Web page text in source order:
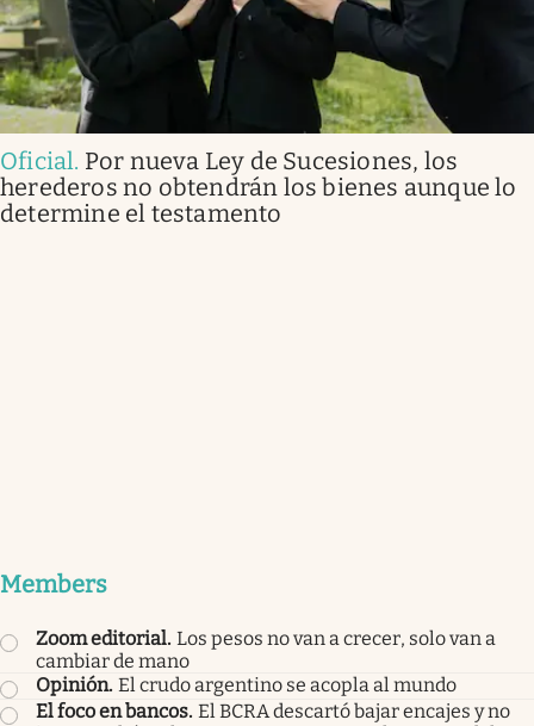
Oficial. Por nueva Ley de Sucesiones, los
herederos no obtendrán los bienes aunque lo
determine el testamento
Members
Zoom editorial. Los pesos no van a crecer, solo van a
cambiar de mano
Opinión. El crudo argentino se acopla al mundo
El foco en bancos. El BCRA descartó bajar encajes y no